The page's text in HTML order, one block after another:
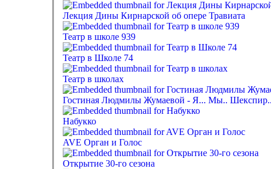
Лекция Дины Кирнарской об опере Травиата
Театр в школе 939
Театр в Школе 74
Театр в школах
Гостиная Людмилы Жумаевой - Я... Мы..
Набукко
AVE Орган и Голос
Открытие 30-го сезона